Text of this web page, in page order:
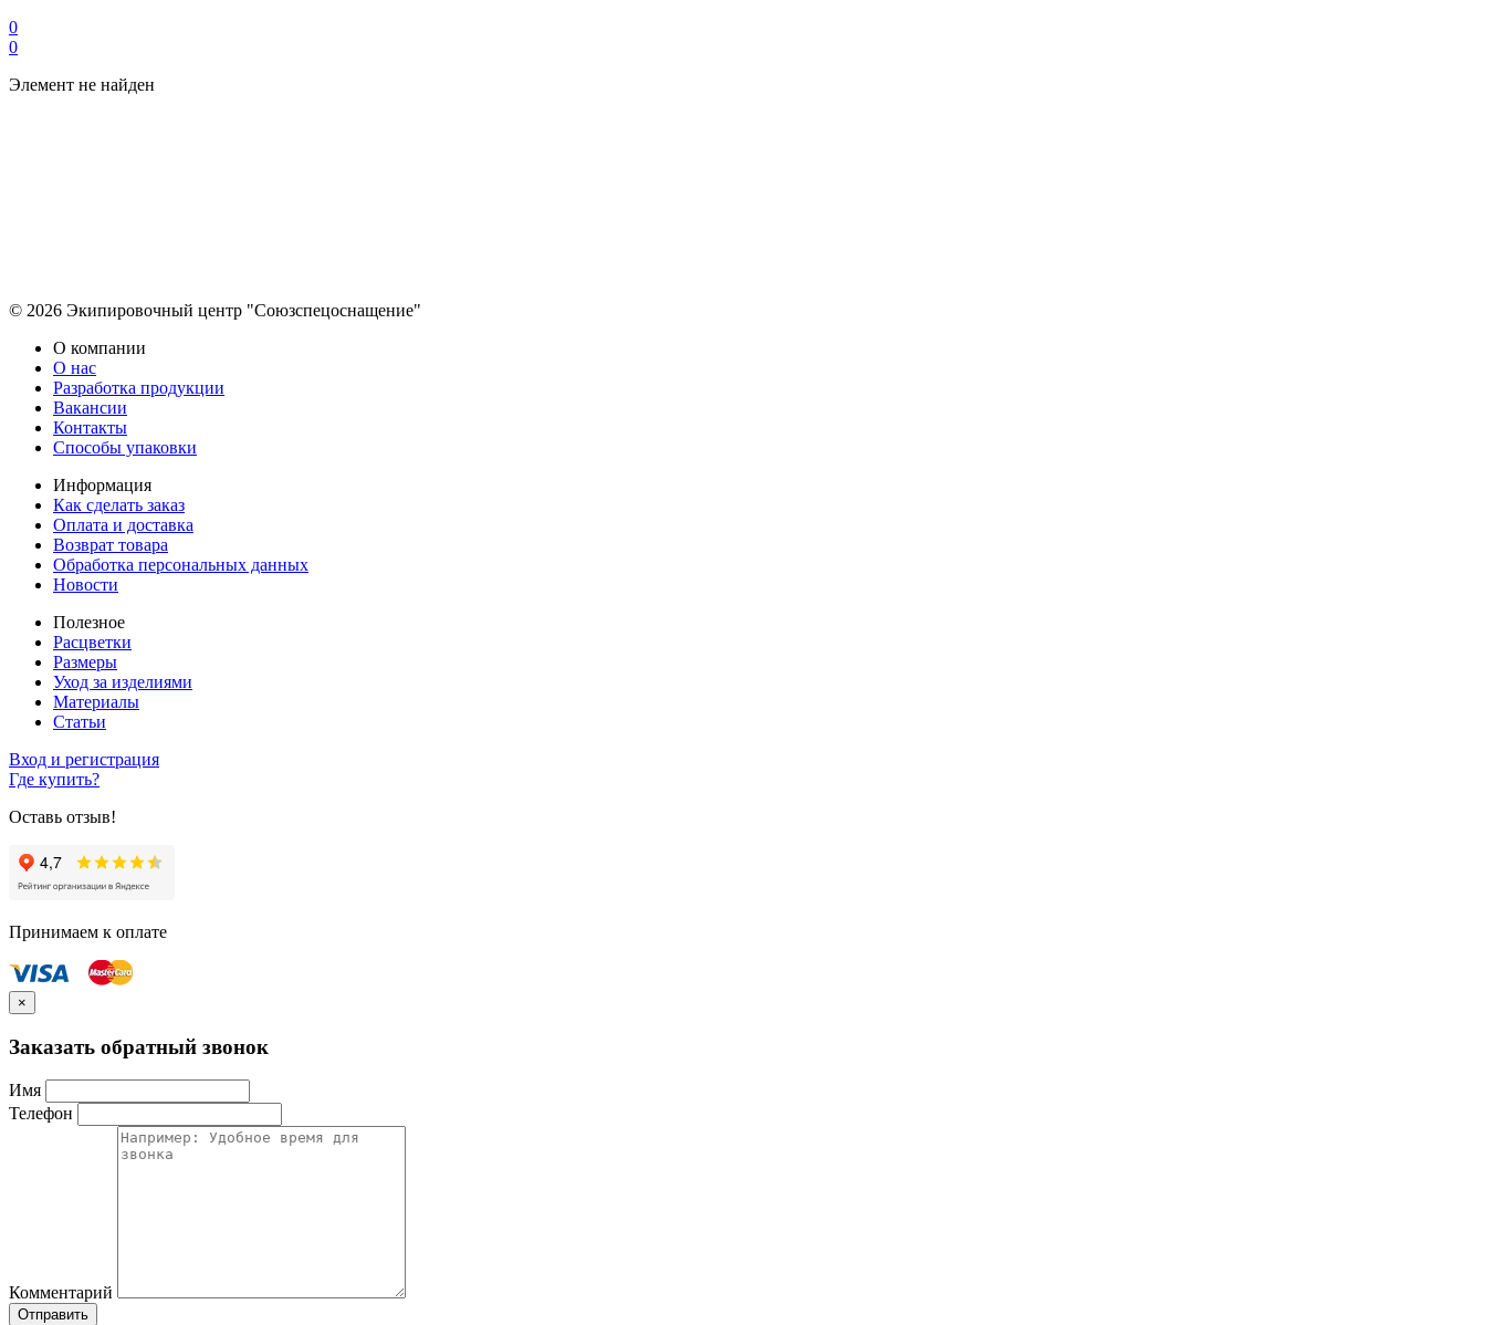
0
0
Элемент не найден
© 2026 Экипировочный центр "Союзспецоснащение"
О компании
О нас
Разработка продукции
Вакансии
Контакты
Способы упаковки
Информация
Как сделать заказ
Оплата и доставка
Возврат товара
Обработка персональных данных
Новости
Полезное
Расцветки
Размеры
Уход за изделиями
Материалы
Статьи
Вход и регистрация
Где купить?
Оставь отзыв!
Принимаем к оплате
×
Заказать обратный звонок
Имя
Телефон
Комментарий
Отправить